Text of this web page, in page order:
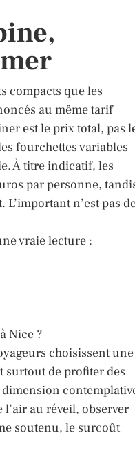
compacts que les
au même tarif
est le prix total, pas
fourchettes variables
À titre indicatif, les
par personne,
n’est pas
vraie lecture :
Nice ?
choisissent une
surtout de profiter des
au réveil, observer
soutenu, le surcoût